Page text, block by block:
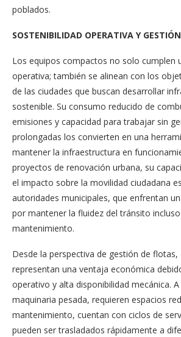
poblados.
SOSTENIBILIDAD OPERATIVA Y
Los equipos compactos no solo cumplen
operativa; también se alinean con los
de las ciudades que buscan desarrollar
sostenible. Su consumo reducido de
emisiones y capacidad para trabajar sin
prolongadas los convierten en una
mantener la infraestructura en
proyectos de renovación urbana, su
el impacto sobre la movilidad ciudadana
autoridades municipales, que enfrentan
por mantener la fluidez del tránsito
mantenimiento.
Desde la perspectiva de gestión de
representan una ventaja económica
operativo y alta disponibilidad mecánica.
maquinaria pesada, requieren espacios
mantenimiento, cuentan con ciclos de
pueden ser trasladados rápidamente a